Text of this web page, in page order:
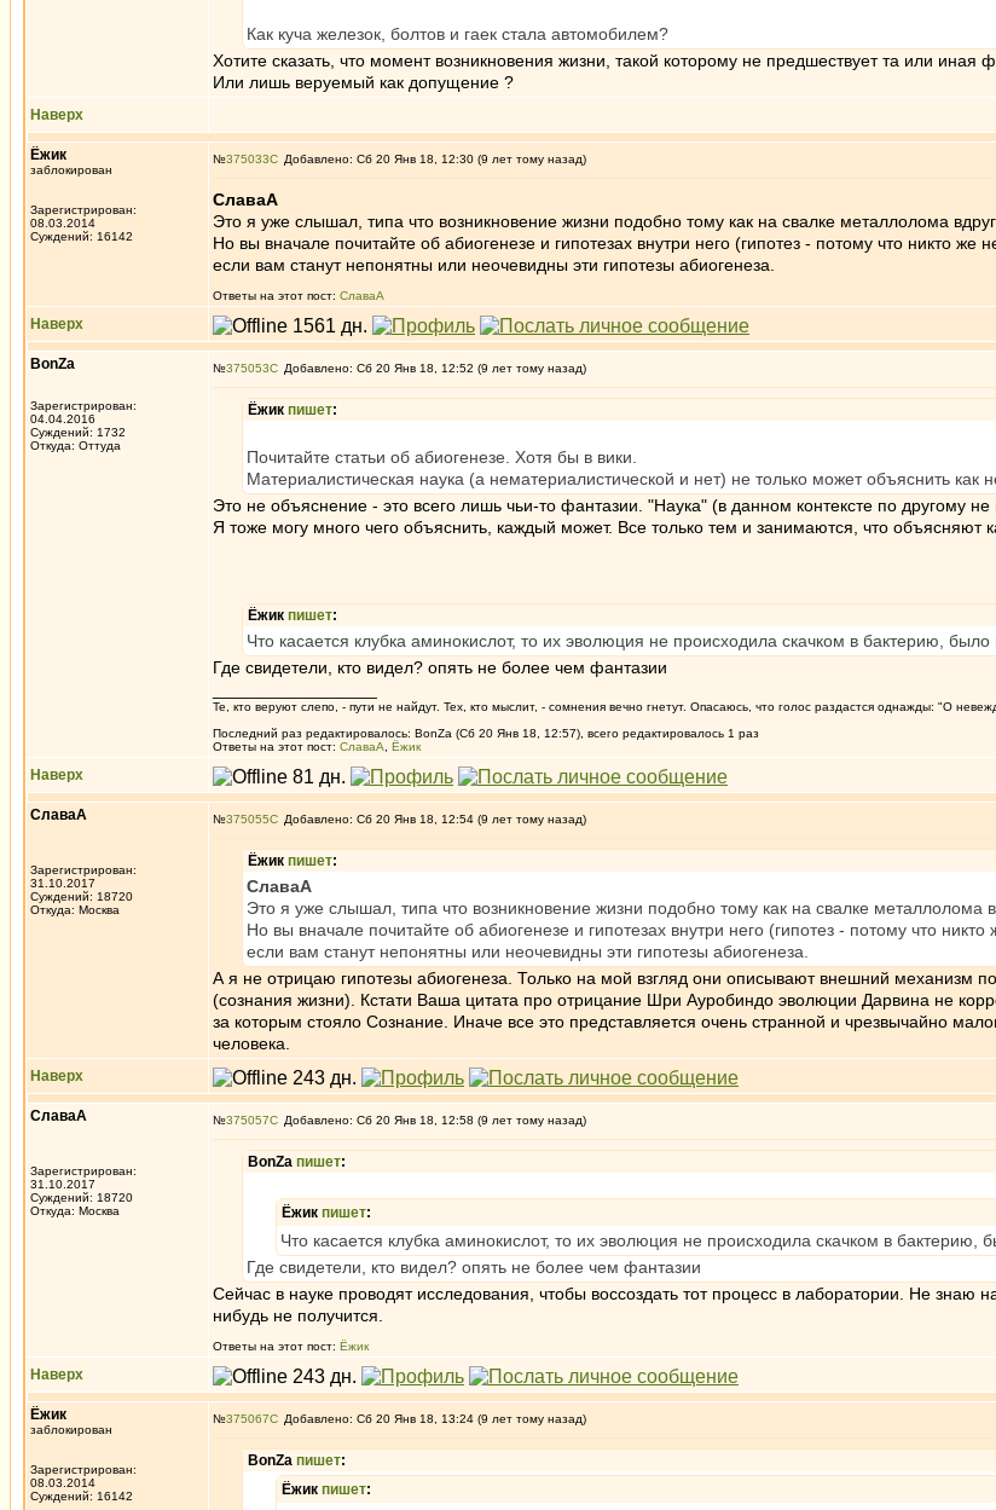
Как куча железок, болтов и гаек стала автомобилем?
Хотите сказать, что момент возникновения жизни, такой которому не предшествует та или
Или лишь веруемый как допущение ?
Наверх
Ёжик
заблокирован
Зарегистрирован:
08.03.2014
Суждений: 16142
№375033 Добавлено: Сб 20 Янв 18, 12:30 (9 лет тому назад)
СлаваА
Это я уже слышал, типа что возникновение жизни подобно тому как на свалке металлолома
Но вы вначале почитайте об абиогенезе и гипотезах внутри него (гипотез - потому что никто же
если вам станут непонятны или неочевидны эти гипотезы абиогенеза.
Ответы на этот пост: СлаваА
Наверх
BonZa
Зарегистрирован:
04.04.2016
Суждений: 1732
Откуда: Oттyдa
№375053 Добавлено: Сб 20 Янв 18, 12:52 (9 лет тому назад)
Ёжик пишет:
Почитайте статьи об абиогенезе. Хотя бы в вики.
Материалистическая наука (а нематериалистической и нет) не только может объяснить как
Это не объяснение - это всего лишь чьи-то фантазии. "Наука" (в данном контексте по другому
Я тоже могу много чего объяснить, каждый может. Все только тем и занимаются, что объясняют
Ёжик пишет:
Что касается клубка аминокислот, то их эволюция не происходила скачком в бактерию,
Где свидетели, кто видел? опять не более чем фантазии
Те, кто веруют слепо, - пути не найдут. Тех, кто мыслит, - сомнения вечно гнетут. Опасаюсь, что голос раздастся однажды: "О
Последний раз редактировалось: BonZa (Сб 20 Янв 18, 12:57), всего редактировалось 1 раз
Ответы на этот пост: СлаваА Ёжик
Наверх
СлаваА
Зарегистрирован:
31.10.2017
Суждений: 18720
Откуда: Москва
№375055 Добавлено: Сб 20 Янв 18, 12:54 (9 лет тому назад)
Ёжик пишет:
СлаваА
Это я уже слышал, типа что возникновение жизни подобно тому как на свалке металлолома
Но вы вначале почитайте об абиогенезе и гипотезах внутри него (гипотез - потому что
если вам станут непонятны или неочевидны эти гипотезы абиогенеза.
А я не отрицаю гипотезы абиогенеза. Только на мой взгляд они описывают внешний механизм
(сознания жизни). Кстати Ваша цитата про отрицание Шри Ауробиндо эволюции Дарвина не
за которым стояло Сознание. Иначе все это представляется очень странной и чрезвычайно
человека.
Наверх
СлаваА
Зарегистрирован:
31.10.2017
Суждений: 18720
Откуда: Москва
№375057 Добавлено: Сб 20 Янв 18, 12:58 (9 лет тому назад)
BonZa пишет:
Ёжик пишет:
Что касается клубка аминокислот, то их эволюция не происходила скачком в
Где свидетели, кто видел? опять не более чем фантазии
Сейчас в науке проводят исследования, чтобы воссоздать тот процесс в лаборатории. Не знаю
нибудь не получится.
Ответы на этот пост: Ёжик
Наверх
Ёжик
заблокирован
Зарегистрирован:
08.03.2014
Суждений: 16142
№375067 Добавлено: Сб 20 Янв 18, 13:24 (9 лет тому назад)
BonZa пишет:
Ёжик пишет: